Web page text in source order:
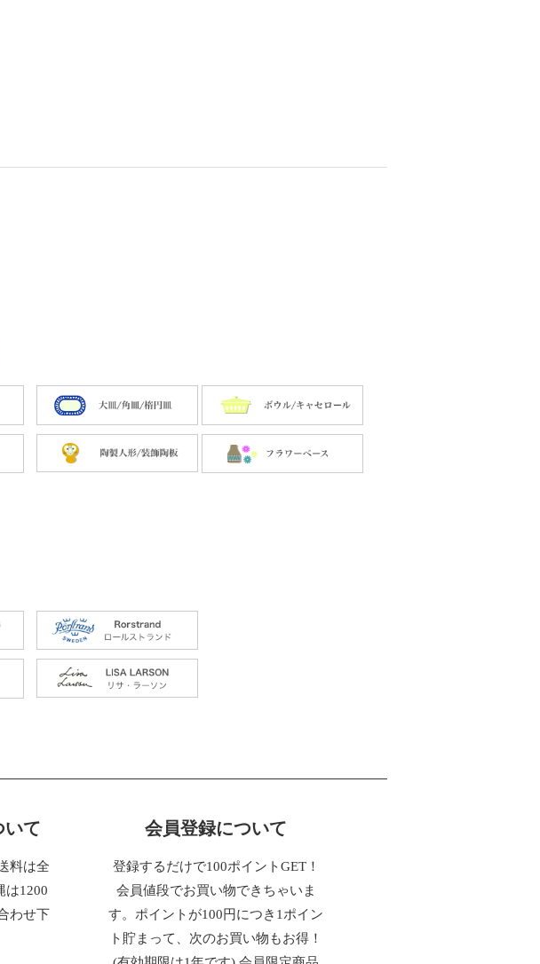
いて
料は全
は1200
わせ下
会員登録について
登録するだけで100ポイントGET！
会員値段でお買い物できちゃいま
す。ポイントが100円につき1ポイン
ト貯まって、次のお買い物もお得！